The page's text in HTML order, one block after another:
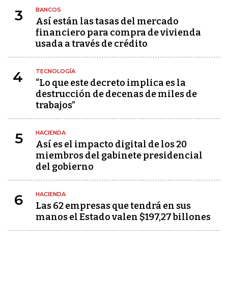
3 BANCOS
Así están las tasas del mercado
financiero para compra de vivienda
usada a través de crédito
4 TECNOLOGÍA
“Lo que este decreto implica es la
destrucción de decenas de miles de
trabajos”
5 HACIENDA
Así es el impacto digital de los 20
miembros del gabinete presidencial
del gobierno
6 HACIENDA
Las 62 empresas que tendrá en sus
manos el Estado valen $197,27 billones